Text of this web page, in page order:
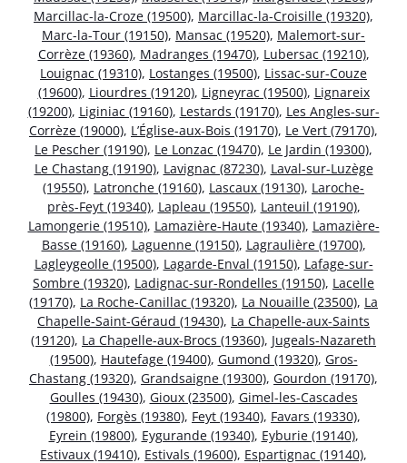
Marcillac-la-Croze (19500), Marcillac-la-Croisille (19320),
Marc-la-Tour (19150), Mansac (19520), Malemort-sur-
Corrèze (19360), Madranges (19470), Lubersac (19210),
Louignac (19310), Lostanges (19500), Lissac-sur-Couze
(19600), Liourdres (19120), Ligneyrac (19500), Lignareix
(19200), Liginiac (19160), Lestards (19170), Les Angles-sur-
Corrèze (19000), L’Église-aux-Bois (19170), Le Vert (79170),
Le Pescher (19190), Le Lonzac (19470), Le Jardin (19300),
Le Chastang (19190), Lavignac (87230), Laval-sur-Luzège
(19550), Latronche (19160), Lascaux (19130), Laroche-
près-Feyt (19340), Lapleau (19550), Lanteuil (19190),
Lamongerie (19510), Lamazière-Haute (19340), Lamazière-
Basse (19160), Laguenne (19150), Lagraulière (19700),
Lagleygeolle (19500), Lagarde-Enval (19150), Lafage-sur-
Sombre (19320), Ladignac-sur-Rondelles (19150), Lacelle
(19170), La Roche-Canillac (19320), La Nouaille (23500), La
Chapelle-Saint-Géraud (19430), La Chapelle-aux-Saints
(19120), La Chapelle-aux-Brocs (19360), Jugeals-Nazareth
(19500), Hautefage (19400), Gumond (19320), Gros-
Chastang (19320), Grandsaigne (19300), Gourdon (19170),
Goulles (19430), Gioux (23500), Gimel-les-Cascades
(19800), Forgès (19380), Feyt (19340), Favars (19330),
Eyrein (19800), Eygurande (19340), Eyburie (19140),
Estivaux (19410), Estivals (19600), Espartignac (19140),